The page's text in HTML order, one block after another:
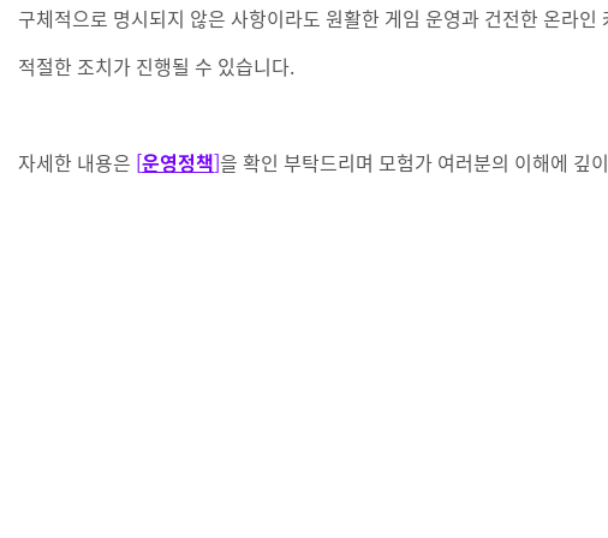
구체적으로 명시되지 않은 사항이라도 원활한 게임 운영과 건전한 온라인
적절한 조치가 진행될 수 있습니다.
자세한 내용은 [운영정책]을 확인 부탁드리며 모험가 여러분의 이해에 깊